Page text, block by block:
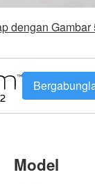
dengan
Model